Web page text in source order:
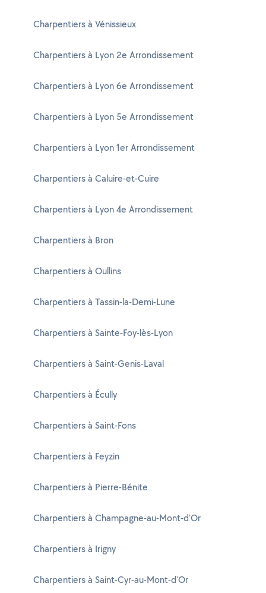
Charpentiers à Vénissieux
Charpentiers à Lyon 2e Arrondissement
Charpentiers à Lyon 6e Arrondissement
Charpentiers à Lyon 5e Arrondissement
Charpentiers à Lyon 1er Arrondissement
Charpentiers à Caluire-et-Cuire
Charpentiers à Lyon 4e Arrondissement
Charpentiers à Bron
Charpentiers à Oullins
Charpentiers à Tassin-la-Demi-Lune
Charpentiers à Sainte-Foy-lès-Lyon
Charpentiers à Saint-Genis-Laval
Charpentiers à Écully
Charpentiers à Saint-Fons
Charpentiers à Feyzin
Charpentiers à Pierre-Bénite
Charpentiers à Champagne-au-Mont-d'Or
Charpentiers à Irigny
Charpentiers à Saint-Cyr-au-Mont-d'Or